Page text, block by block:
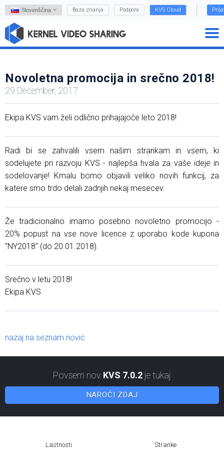
Slovenščina Baza znanja Podpora KVS Cloud
Novoletna promocija in srečno 2018!
29 December, 2017
Ekipa KVS vam želi odlično prihajajoče leto 2018!
Radi bi se zahvalili vsem našim strankam in vsem, ki
sodelujete pri razvoju KVS - najlepša hvala za vaše ideje in
sodelovanje! Kmalu bomo objavili veliko novih funkcij, za
katere smo trdo delali zadnjih nekaj mesecev.
Že tradicionalno imamo posebno novoletno promocijo -
20% popust na vse nove licence z uporabo kode kupona
"NY2018" (do 20.01.2018).
Srečno v letu 2018!
Ekipa KVS
nazaj na seznam novic
Povsem nov KVS 7.0.2 je tukaj
NAROČI ZDAJ
Lastnosti Stranke